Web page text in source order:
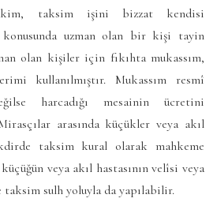
taksim işini bizzat kendisi
konusunda uzman olan bir kişi tayin
olan kişiler için fıkıhta mukassım,
kullanılmıştır. Mukassım resmî
harcadığı mesainin ücretini
arasında küçükler veya akıl
taksim kural olarak mahkeme
veya akıl hastasının velîsi veya
taksim sulh yoluyla da yapılabilir.